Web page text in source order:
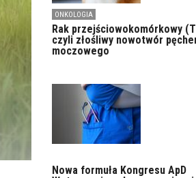
ONKOLOGIA
Rak przejściowokomórkowy
czyli złośliwy nowotwór
moczowego
Nowa formuła Kongresu ApD